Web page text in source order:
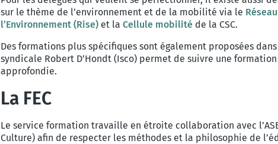
sur le thème de l’environnement et de la mobilité via le
l’Environnement (Rise) et la Cellule mobilité de la CSC.
Des formations plus spécifiques sont également proposées
syndicale Robert D’Hondt (Isco) permet de suivre une
approfondie.
La FEC
Le service formation travaille en étroite collaboration avec
Culture) afin de respecter les méthodes et la philosophie de